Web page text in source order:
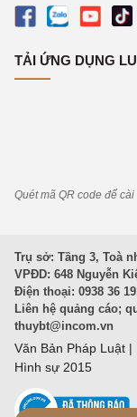
TẢI ỨNG DỤNG
Quét mã QR code để cài
Trụ sở: Tầng 3, Toà
VPĐD: 648 Nguyễn
Điện thoại: 0938 36
Liên hệ quảng cáo;
thuybt@incom.vn
Văn Bản Pháp Luật |
Hình sự 2015